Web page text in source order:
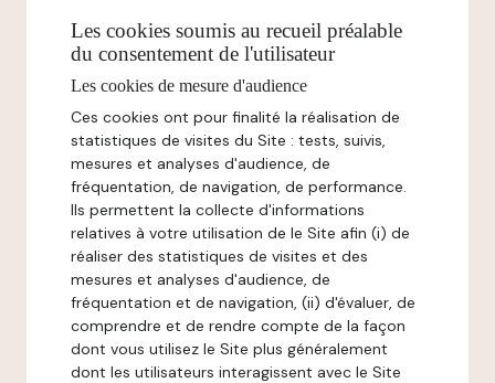
Les cookies soumis au recueil préalable
du consentement de l'utilisateur
Les cookies de mesure d'audience
Ces cookies ont pour finalité la réalisation de
statistiques de visites du Site : tests, suivis,
mesures et analyses d'audience, de
fréquentation, de navigation, de performance.
Ils permettent la collecte d'informations
relatives à votre utilisation de le Site afin (i) de
réaliser des statistiques de visites et des
mesures et analyses d'audience, de
fréquentation et de navigation, (ii) d'évaluer, de
comprendre et de rendre compte de la façon
dont vous utilisez le Site plus généralement
dont les utilisateurs interagissent avec le Site